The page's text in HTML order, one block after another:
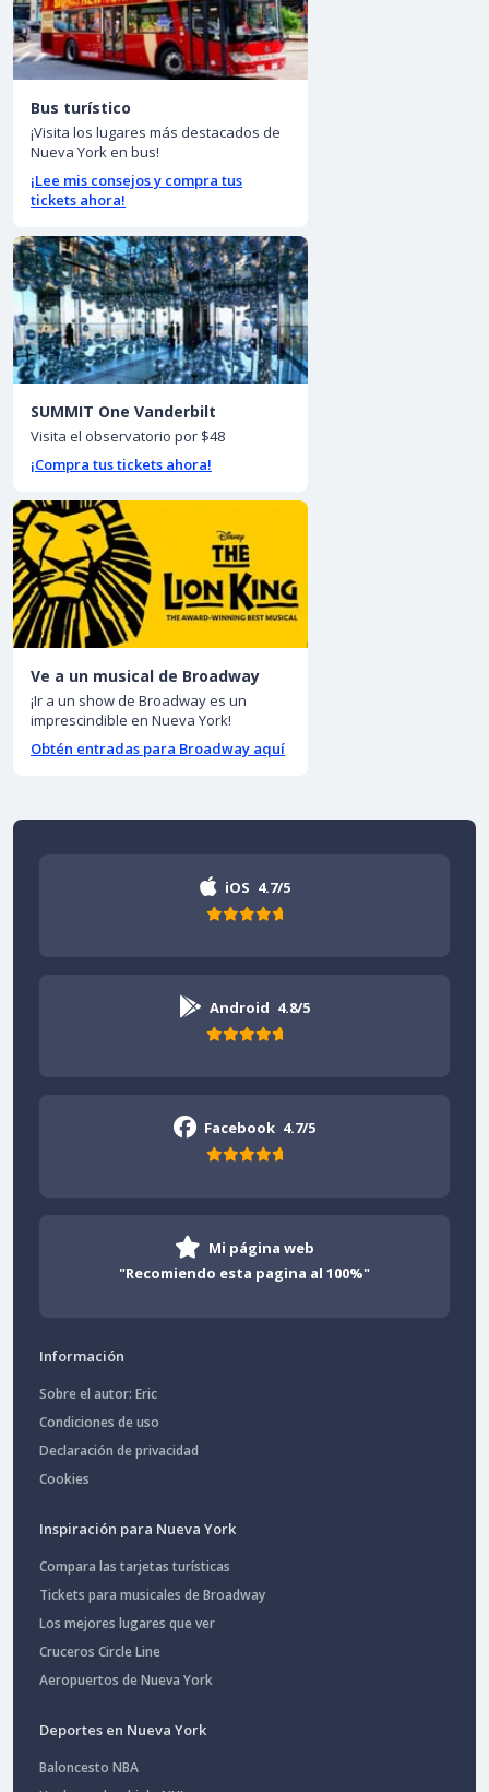
Bus turístico
¡Visita los lugares más destacados de
Nueva York en bus!
¡Lee mis consejos y compra tus
tickets ahora!
SUMMIT One Vanderbilt
Visita el observatorio por $48
¡Compra tus tickets ahora!
Ve a un musical de Broadway
¡Ir a un show de Broadway es un
imprescindible en Nueva York!
Obtén entradas para Broadway aquí
iOS 4.7/5
Android 4.8/5
Facebook 4.7/5
Mi página web
"Recomiendo esta pagina al 100%"
Información
Sobre el autor: Eric
Condiciones de uso
Declaración de privacidad
Cookies
Inspiración para Nueva York
Compara las tarjetas turísticas
Tickets para musicales de Broadway
Los mejores lugares que ver
Cruceros Circle Line
Aeropuertos de Nueva York
Deportes en Nueva York
Baloncesto NBA